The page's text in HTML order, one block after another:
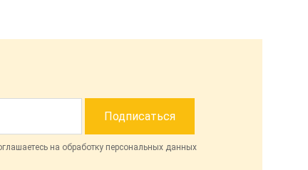
на обработку персональных данных